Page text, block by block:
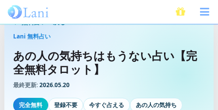
Lani 無料占い
あの人の気持ちはもうない占い【完
全無料タロット】
最終更新:2026.05.20
完全無料 登録不要 今すぐ占える
あの人の気持ち